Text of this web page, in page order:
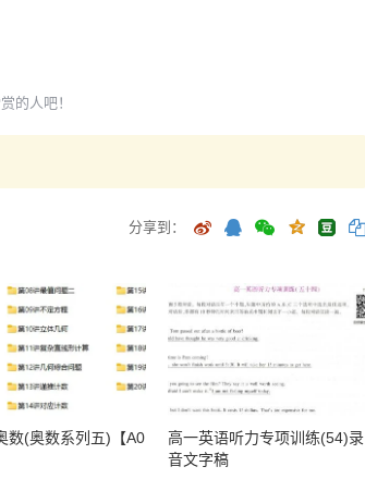
的人吧！
分享到：
数(奥数系列五)【A0
高一英语听力专项训练(54)录
音文字稿